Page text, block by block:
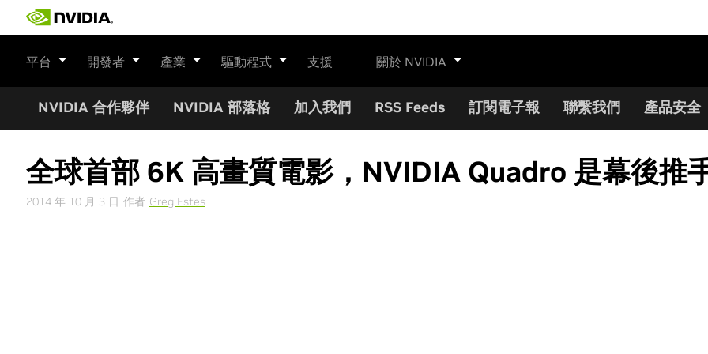
平台 開發者 產業 驅動程式 支援 關於 NVIDIA
NVIDIA 合作夥伴 NVIDIA 部落格 加入我們 RSS Feeds 訂閱電子報 聯繫我們 產品安全
全球首部 6K 高畫質電影，NVIDIA Quadro 是幕後推
2014 年 10 月 3 日 作者 Greg Estes